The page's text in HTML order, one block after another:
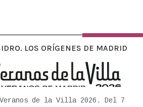
LOS ORÍGENES DE MADRID
Madrid
Veranos de la Villa 2026. Del 7